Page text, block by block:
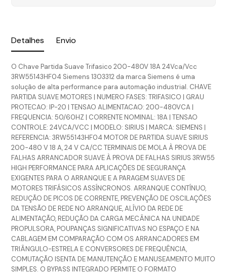
Detalhes Envio
O Chave Partida Suave Trifasico 200-480V 18A 24Vca/Vcc
3RW55143HF04 Siemens 1303312 da marca Siemens é uma
solução de alta performance para automação industrial. CHAVE
PARTIDA SUAVE MOTORES | NUMERO FASES: TRIFASICO | GRAU
PROTECAO: IP-20 | TENSAO ALIMENTACAO: 200-480VCA |
FREQUENCIA: 50/60HZ | CORRENTE NOMINAL: 18A | TENSAO
CONTROLE: 24VCA/VCC | MODELO: SIRIUS | MARCA: SIEMENS |
REFERENCIA: 3RW55143HF04 MOTOR DE PARTIDA SUAVE SIRIUS
200-480 V 18 A, 24 V CA/CC TERMINAIS DE MOLA À PROVA DE
FALHAS ARRANCADOR SUAVE À PROVA DE FALHAS SIRIUS 3RW55
HIGH PERFORMANCE PARA APLICAÇÕES DE SEGURANÇA
EXIGENTES PARA O ARRANQUE E A PARAGEM SUAVES DE
MOTORES TRIFÁSICOS ASSÍNCRONOS. ARRANQUE CONTÍNUO,
REDUÇÃO DE PICOS DE CORRENTE, PREVENÇÃO DE OSCILAÇÕES
DA TENSÃO DE REDE NO ARRANQUE, ALÍVIO DA REDE DE
ALIMENTAÇÃO, REDUÇÃO DA CARGA MECÂNICA NA UNIDADE
PROPULSORA, POUPANÇAS SIGNIFICATIVAS NO ESPAÇO E NA
CABLAGEM EM COMPARAÇÃO COM OS ARRANCADORES EM
TRIÂNGULO-ESTRELA E CONVERSORES DE FREQUÊNCIA,
COMUTAÇÃO ISENTA DE MANUTENÇÃO E MANUSEAMENTO MUITO
SIMPLES. O BYPASS INTEGRADO PERMITE O FORMATO